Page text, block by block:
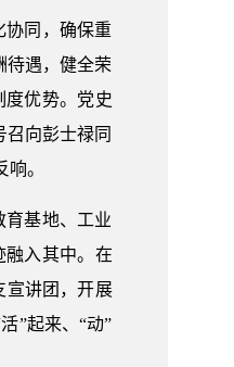
协同，确保重
待遇，健全荣
度优势。党史
召向彭士禄同
。
基地、工业
融入其中。在
宣讲团，开展
”起来、“动”